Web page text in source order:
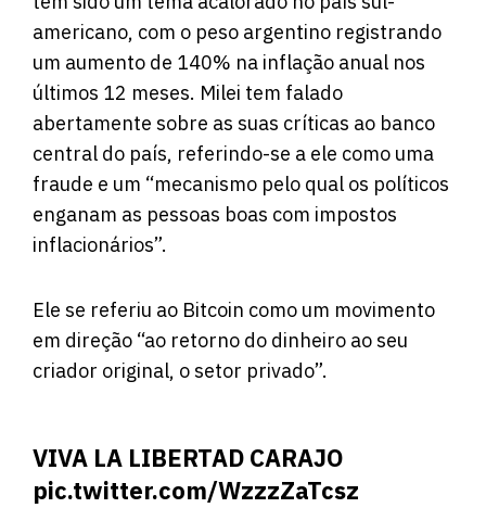
americano, com o peso argentino registrando
um aumento de 140% na inflação anual nos
últimos 12 meses. Milei tem falado
abertamente sobre as suas críticas ao banco
central do país, referindo-se a ele como uma
fraude e um “mecanismo pelo qual os políticos
enganam as pessoas boas com impostos
inflacionários”.
Ele se referiu ao Bitcoin como um movimento
em direção “ao retorno do dinheiro ao seu
criador original, o setor privado”.
VIVA LA LIBERTAD CARAJO
pic.twitter.com/WzzzZaTcsz